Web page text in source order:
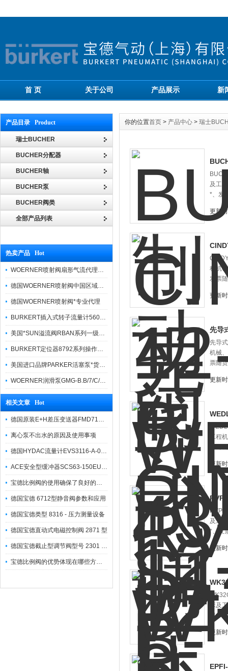
首 页 关于公司 产品展示 新
产品目录 Product
瑞士BUCHER
BUCHER分配器
BUCHER轴
BUCHER泵
BUCHER阀类
全部产品列表
热卖产品 Hot
WOERNER喷射阀扇形气流代理品牌价格优势
德国WOERNER喷射阀中国区域优势报价
德国WOERNER喷射阀*专业代理
BURKERT插入式转子流量计560860货真价实
美国*SUN溢流阀RBAN系列一级代理
BURKERT定位器8792系列操作方法简便
美国进口品牌PARKER活塞泵*货期快捷
WOERNER润滑泵GMG-B.B/7/C/0/G/0/08报价快
相关文章 Hot
德国原装E+H差压变送器FMD71全系列供应
离心泵不出水的原因及使用事项
德国HYDAC流量计EVS3116-A-0300-000原厂生产
ACE安全型缓冲器SCS63-150EU-S-101180*
宝德比例阀的使用确保了良好的调整特性
德国宝德 6712型静音阀参数和应用
德国宝德类型 8316 - 压力测量设备
德国宝德直动式电磁控制阀 2871 型
德国宝德截止型调节阀型号 2301 参数
宝德比例阀的优势体现在哪些方面？
你的位置首页 > 产品中心 > 瑞士
及工
*、发
更新
程机
发票
更新
先导
先导
机械
票随
更新
工程
更新
及工
*、发
更新
床及
司，
更新